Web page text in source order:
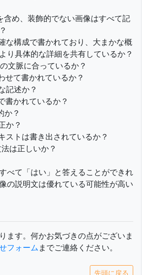
め、装飾的でない画像はすべて記
構成で書かれており、大まかな概
り具体的な詳細を共有しているか？
脈に合っているか？
て書かれているか？
記述か？
かれているか？
か？
か？
トは書き出されているか？
は正しいか？
べて「はい」と答えることができれ
の説明文は優れている可能性が高い
ます。何かお気づきの点がございま
フォーム までご連絡ください。
先頭に戻る